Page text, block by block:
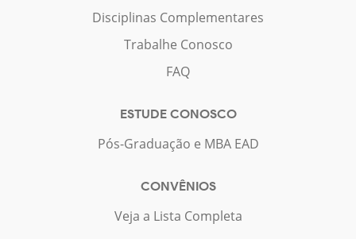
Disciplinas Complementares
Trabalhe Conosco
FAQ
ESTUDE CONOSCO
Pós-Graduação e MBA EAD
CONVÊNIOS
Veja a Lista Completa